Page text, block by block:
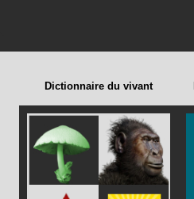
Dictionnaire du vivant